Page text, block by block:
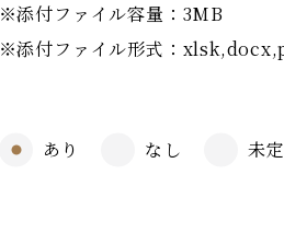
※添付ファイル容量：3MB
※添付ファイル形式：
あり なし 未定